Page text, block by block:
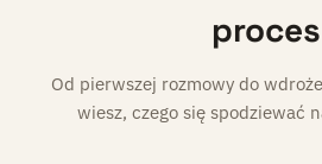
proces
Od pierwszej rozmowy do
wiesz, czego się spodziewać